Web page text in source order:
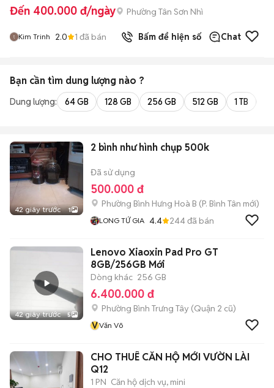
Đến 400.000 đ/ngày Phường Tân Sơn Nhì
Kim Trinh 2.0 1 đã bán Bấm để hiện số Chat
Bạn cần tìm dung lượng nào ?
Dung lượng: 64 GB 128 GB 256 GB 512 GB 1 TB
42 giây trước 1
2 bình như hình chụp 500k
Đã sử dụng
500.000 đ
Phường Bình Hưng Hoà B (P. Bình Tân mới)
LONG TỨ GIA 4.4 244đã bán
42 giây trước 5
Lenovo Xiaoxin Pad Pro GT
8GB/256GB Mới
Dòng khác 256 GB
6.400.000 đ
Phường Bình Trưng Tây (Quận 2 cũ)
VVăn Võ
CHO THUÊ CĂN HỘ MỚI VƯỜN LÀI
Q12
1 PN Căn hộ dịch vụ, mini